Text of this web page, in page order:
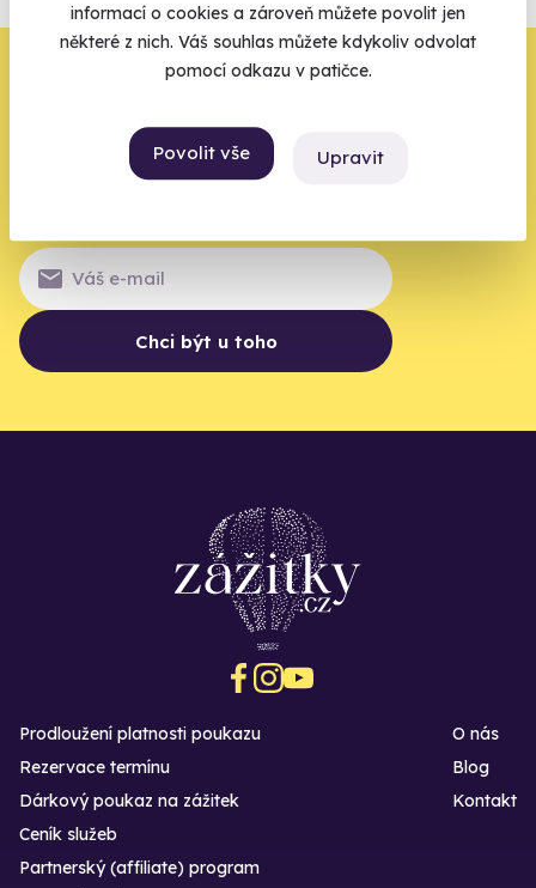
informací o cookies a zároveň můžete povolit jen
některé z nich. Váš souhlas můžete kdykoliv odvolat
pomocí odkazu v patičce.
Povolit vše Upravit
Vše o pojištění
Zbývá jeden krok,
zbytek zařídíme my
Váš e-mail je vstupenka do světa, kde se žije naplno. Pojďte
Chci být u toho
Prodloužení platnosti poukazu
Rezervace termínu
Dárkový poukaz na zážitek
O nás
Blog
Kontakt
Ceník služeb
Partnerský (affiliate) program